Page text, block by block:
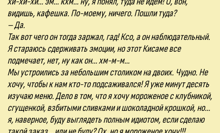
видишь, кафешка. По-моему, ничего. Пошли туда?
– Да.
Так вот чего он тогда заржал, гад! Ксо, а он наблюдательный.
Я стараюсь сдерживать эмоции, но этот Кисаме все
подмечает, нет, ну как он… хм-м-м…
Мы устроились за небольшим столиком на двоих. Чудно. Не
хочу, чтобы к нам кто-то подсаживался! Я уже минут десять
изучаю меню. Дело в том, что я хочу мороженое с клубникой,
сгущенкой, взбитыми сливками и шоколадной крошкой, но…
я, наверное, буду выглядеть полным идиотом, если сделаю